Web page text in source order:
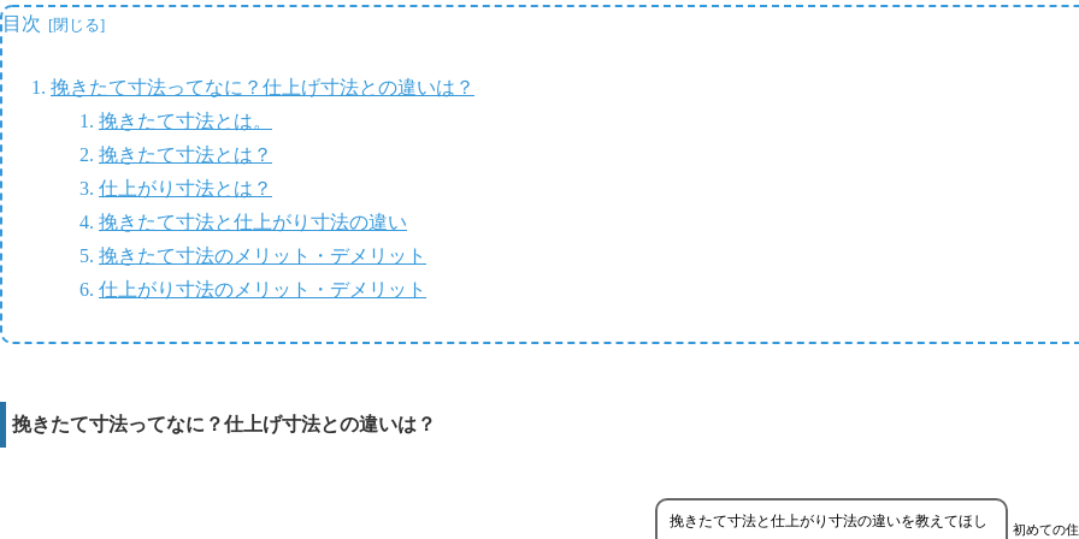
目次
挽きたて寸法ってなに？仕上げ寸法との違いは？
挽きたて寸法とは。
挽きたて寸法とは？
仕上がり寸法とは？
挽きたて寸法と仕上がり寸法の違い
挽きたて寸法のメリット・デメリット
仕上がり寸法のメリット・デメリット
挽きたて寸法ってなに？仕上げ寸法との違いは？
初めての
挽きたて寸法と仕上がり寸法の違いを教えてほし